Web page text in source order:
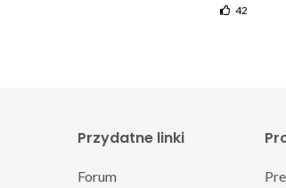
42
Przydatne linki
Forum